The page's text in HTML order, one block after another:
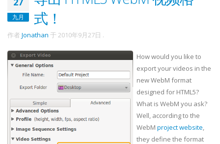
九月
式！
作者 Jonathan 于 2010年9月27日 .
How would you like to
export your videos in the
new WebM format
designed for HTML5?
What is WebM you ask?
Well, according to the
WebM project website,
they define the format